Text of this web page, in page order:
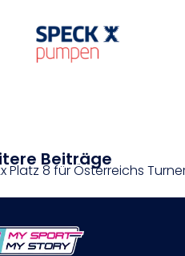
Beiträge
Platz 8 für Österreichs